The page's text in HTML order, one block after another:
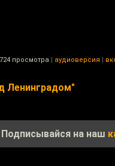
просмотра | аудиоверсия |
Ленинградом"
Подписывайся на наш